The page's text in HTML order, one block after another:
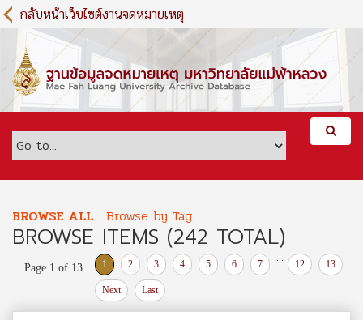
S
k
m
c
กลับหน้าเว็บไซต์งานจดหมายเหตุ
BROWSE ALL Browse by Tag
BROWSE ITEMS (242 TOTAL)
Page 1 of 13 1 2 3 4 5 6 7 12 13
Next Last